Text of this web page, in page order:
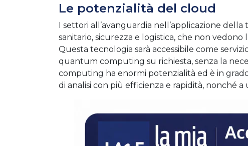
Le potenzialità del cloud
I settori all’avanguardia nell’applicazione
sanitario, sicurezza e logistica, che non
Questa tecnologia sarà accessibile come
quantum computing su richiesta, senza la
computing ha enormi potenzialità ed è in
di analisi con più efficienza e rapidità, nonché